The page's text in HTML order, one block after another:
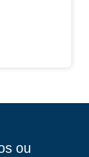
ou